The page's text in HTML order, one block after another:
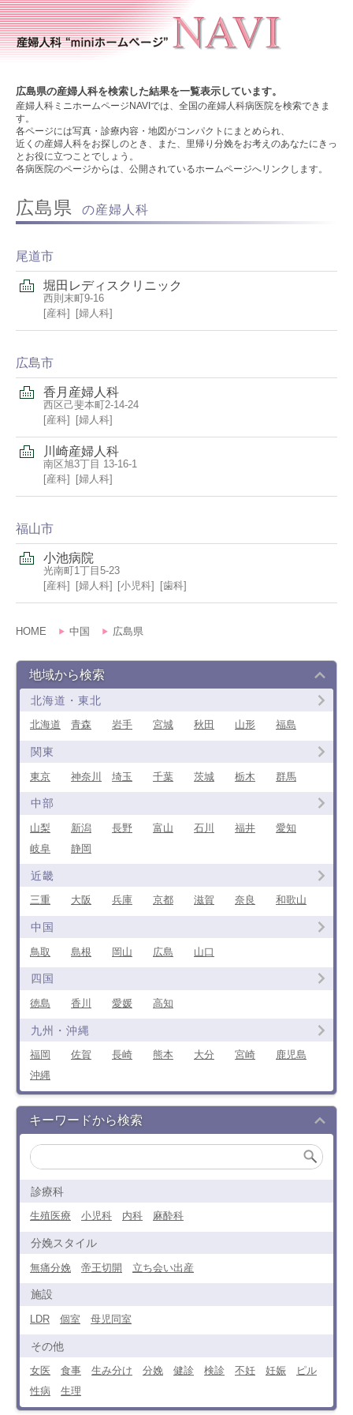
広島県の産婦人科を検索した結果を一覧表示しています。
産婦人科ミニホームページNAVIでは、全国の産婦人科病医院を検索できま
す。
各ページには写真・診療内容・地図がコンパクトにまとめられ、
近くの産婦人科をお探しのとき、また、里帰り分娩をお考えのあなたにきっ
とお役に立つことでしょう。
各病医院のページからは、公開されているホームページへリンクします。
広島県 の産婦人科
尾道市
堀田レディスクリニック
西則末町9-16
産科
婦人科
広島市
香月産婦人科
西区己斐本町2-14-24
産科
婦人科
川崎産婦人科
南区旭3丁目 13-16-1
産科
婦人科
福山市
小池病院
光南町1丁目5-23
産科
婦人科 小児科 歯科
HOME 中国 広島県
地域から検索
北海道・東北
北海道 青森 岩手 宮城 秋田 山形 福島
関東
東京 神奈川 埼玉 千葉 茨城 栃木 群馬
中部
山梨 新潟 長野 富山 石川 福井
愛知
岐阜
静岡
近畿
三重 大阪 兵庫 京都 滋賀 奈良 和歌山
中国
鳥取 島根 岡山 広島 山口
四国
徳島 香川 愛媛 高知
九州・沖縄
福岡 佐賀 長崎 熊本 大分 宮崎
鹿児島
沖縄
キーワードから検索
診療科
生殖医療 小児科 内科 麻酔科
分娩スタイル
無痛分娩 帝王切開 立ち会い出産
施設
LDR 個室 母児同室
その他
女医 食事 生み分け 分娩 健診 検診 不妊 妊娠
ピル
性病
生理